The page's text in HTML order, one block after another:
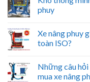
phuy
Xe nâng phuy
toàn ISO?
Những câu
mua xe nâng